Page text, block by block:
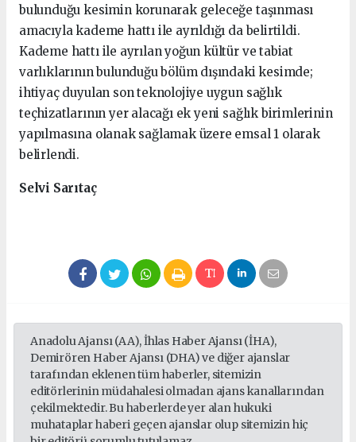
bulunduğu kesimin korunarak geleceğe taşınması
amacıyla kademe hattı ile ayrıldığı da belirtildi.
Kademe hattı ile ayrılan yoğun kültür ve tabiat
varlıklarının bulunduğu bölüm dışındaki kesimde;
ihtiyaç duyulan son teknolojiye uygun sağlık
teçhizatlarının yer alacağı ek yeni sağlık birimlerinin
yapılmasına olanak sağlamak üzere emsal 1 olarak
belirlendi.
Selvi Sarıtaç
Anadolu Ajansı (AA), İhlas Haber Ajansı (İHA),
Demirören Haber Ajansı (DHA) ve diğer ajanslar
tarafından eklenen tüm haberler, sitemizin
editörlerinin müdahalesi olmadan ajans kanallarından
çekilmektedir. Bu haberlerde yer alan hukuki
muhataplar haberi geçen ajanslar olup sitemizin hiç